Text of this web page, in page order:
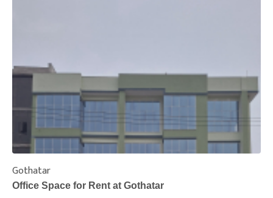
Gothatar
Office Space for Rent at Gothatar